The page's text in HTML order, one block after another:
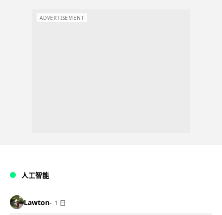
ADVERTISEMENT
人工智能
Lawton 1 日